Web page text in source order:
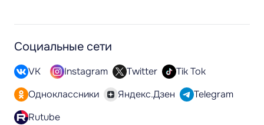
Социальные сети
VK Instagram Twitter
Tik Tok
Одноклассники
Яндекс.Дзен
Telegram
Rutube